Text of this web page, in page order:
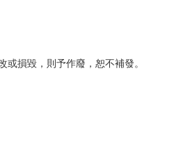
損毀，則予作廢，恕不補發。